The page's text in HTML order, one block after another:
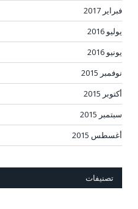
فبراير 2017
يوليو 2016
يونيو 2016
نوفمبر 2015
أكتوبر 2015
سبتمبر 2015
أغسطس 2015
تصنيفات